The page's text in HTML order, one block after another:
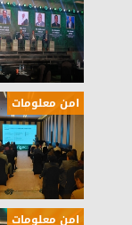
امن معلومات
امن معلومات